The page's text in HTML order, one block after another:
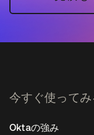
今すぐ使ってみ
Oktaの強み